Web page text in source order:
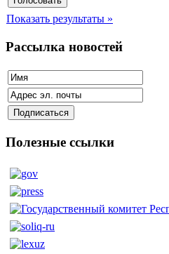
Показать результаты »
Рассылка новостей
Полезные ссылки